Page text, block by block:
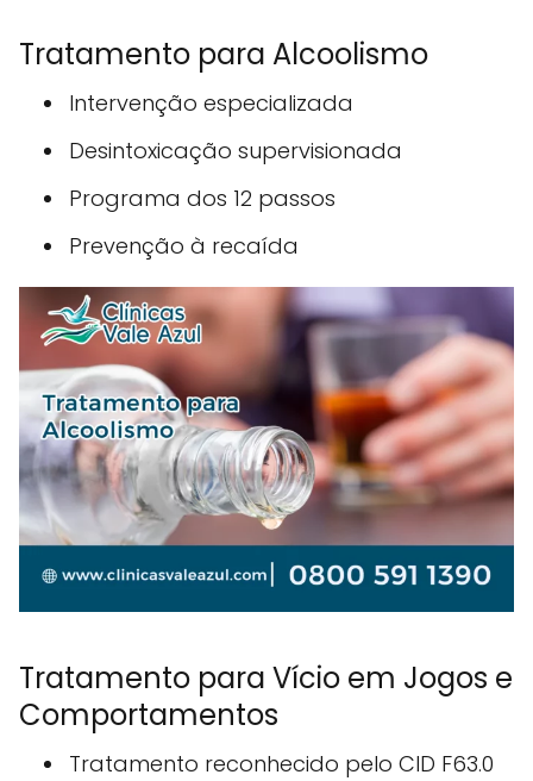
Tratamento para Alcoolismo
Intervenção especializada
Desintoxicação supervisionada
Programa dos 12 passos
Prevenção à recaída
Tratamento para Vício em Jogos e
Comportamentos
Tratamento reconhecido pelo CID F63.0